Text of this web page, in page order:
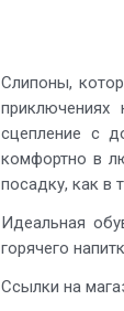
Слипоны,
сцепление с
комфортно в
посадку, как в
Идеальная
горячего
Ссылки на